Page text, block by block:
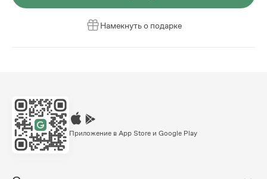
Намекнуть о подарке
Приложение в App Store и Google Play